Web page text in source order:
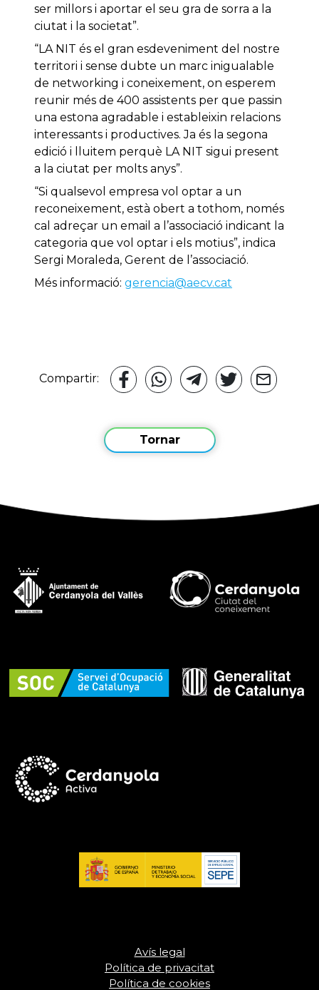
ser millors i aportar el seu gra de sorra a la
ciutat i la societat”.
“LA NIT és el gran esdeveniment del nostre
territori i sense dubte un marc inigualable
de networking i coneixement, on esperem
reunir més de 400 assistents per que passin
una estona agradable i estableixin relacions
interessants i productives. Ja és la segona
edició i lluitem perquè LA NIT sigui present
a la ciutat per molts anys”.
“Si qualsevol empresa vol optar a un
reconeixement, està obert a tothom, només
cal adreçar un email a l’associació indicant la
categoria que vol optar i els motius”, indica
Sergi Moraleda, Gerent de l’associació.
Més informació: gerencia@aecv.cat
Compartir:
Tornar
Avís legal
Política de privacitat
Política de cookies